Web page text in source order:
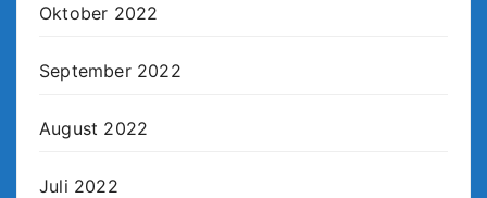
Oktober 2022
September 2022
August 2022
Juli 2022